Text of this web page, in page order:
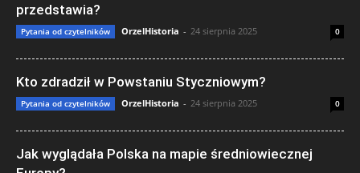
przedstawia?
Pytania od czytelników OrzelHistoria - 24 sierpnia 2025 0
Kto zdradził w Powstaniu Styczniowym?
Pytania od czytelników OrzelHistoria - 24 sierpnia 2025 0
Jak wyglądała Polska na mapie średniowiecznej